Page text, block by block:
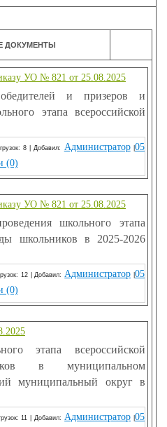
ДОКУМЕНТЫ
УО № 821 от 25.08.2025
и призеров и
этапа всероссийской
8 | Добавил: Администратор|05
(0)
УО № 821 от 25.08.2025
школьного этапа
школьников в 2025-2026
12 | Добавил:Администратор |05
(0)
этапа всероссийской
в муниципальном
муниципальный округ в
11 | Добавил:Администратор |05